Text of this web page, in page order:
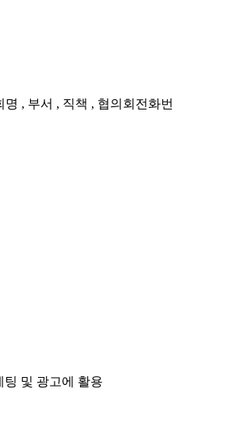
, 부서 , 직책 , 협의회전화번
팅 및 광고에 활용